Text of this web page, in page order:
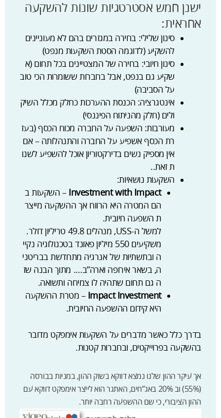
ישנן חמש אסטרטגיות שונות להשקעה
אחראית:
סינון שלילי: בחירה במגזרים בהם לא מעוניינים
להשקיע (לדוגמה הסטת השקעות מנפט)
סינון חיובי: בחירה של המצטיינים בכל תחום (א
שקיע גם בנפט, אבל בחברות ששומרות הכי טוב
על הסביבה)
אינטגרציה: הכנסת ההערכות כחלק מכלל השיק
ולים (חלק מהניתוח הפיננסי)
מעורבות: השפעה על החברה מכוח הכסף (בעז
רת הכסף אשפיע על החברה והתנהלותה – אם
אין מספיק נשים בדירקטוריון אוכל להשפיע לשנו
ת זאת..
השקעות נושאיות:
Investment with Impact – השקעות ב
הם המטרה היא הרווח אך ההשקעה מייצר
ת השפעה חיובית.
למשל ה-USS, מנהלים 49.8 טריליון דולר.
משקיעים 550 מיליון פאונד בטכנולוגיה נקיי
ה ובתשתיות של אנרגיה מתחדשת בבריטני
ה, בשאר אירופה וארה”ב…. מתוך הבנה שז
ה גם תחום שתהיה לו צמיחה ותשואה.
Impact Investment – מטרת ההשקעה
היא קידום ההשפעה החיובית.
בדרך כלל כאשר מדברים על השקעות אימפקט מדובר
בהשקעה בפרוייקטים, ובחברות קטנות.
אך עיקר ההון שלנו נמצא דווקא בשוק ההון, במניות בבורסה
(55%) וב 20% באג”חים, האתגר הוא לייצר אימפקט דווקא עם
ההון הציבורי, כי שם ההשפעה רחבה יותר.